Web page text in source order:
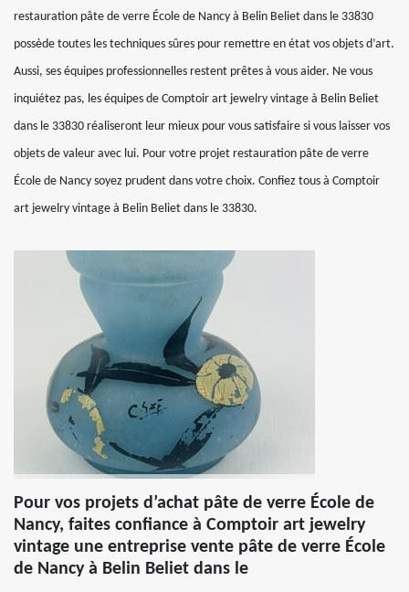
restauration pâte de verre École de Nancy à Belin Beliet dans le 33830
possède toutes les techniques sûres pour remettre en état vos objets d’art.
Aussi, ses équipes professionnelles restent prêtes à vous aider. Ne vous
inquiétez pas, les équipes de Comptoir art jewelry vintage à Belin Beliet
dans le 33830 réaliseront leur mieux pour vous satisfaire si vous laisser vos
objets de valeur avec lui. Pour votre projet restauration pâte de verre
École de Nancy soyez prudent dans votre choix. Confiez tous à Comptoir
art jewelry vintage à Belin Beliet dans le 33830.
Pour vos projets d’achat pâte de verre École de
Nancy, faites confiance à Comptoir art jewelry
vintage une entreprise vente pâte de verre École
de Nancy à Belin Beliet dans le